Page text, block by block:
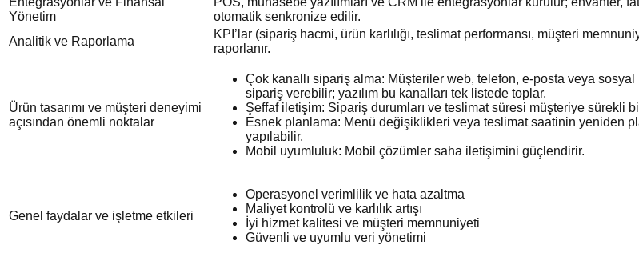
Yönetim
otomatik senkronize edilir.
Analitik ve Raporlama
KPI’lar (sipariş hacmi, ürün karlılığı, teslimat performansı, müşteri
raporlanır.
Ürün tasarımı ve müşteri deneyimi
açısından önemli noktalar
Çok kanallı sipariş alma: Müşteriler web, telefon, e-posta veya
sipariş verebilir; yazılım bu kanalları tek listede toplar.
Şeffaf iletişim: Sipariş durumları ve teslimat süresi müşteriye sürekli
Esnek planlama: Menü değişiklikleri veya teslimat saatinin yeniden
yapılabilir.
Mobil uyumluluk: Mobil çözümler saha iletişimini güçlendirir.
Genel faydalar ve işletme etkileri
Operasyonel verimlilik ve hata azaltma
Maliyet kontrolü ve karlılık artışı
İyi hizmet kalitesi ve müşteri memnuniyeti
Güvenli ve uyumlu veri yönetimi